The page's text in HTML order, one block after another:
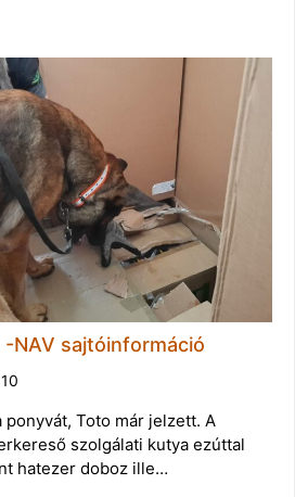
NAV sajtóinformáció
Toto már jelzett. A
szolgálati kutya ezúttal
hatezer doboz ille…